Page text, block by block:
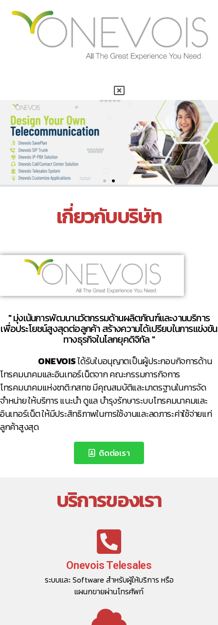
เกี่ยวกับบริษัท
" มุ่งเน้นการพัฒนานวัตกรรมด้านผลิตภัณฑ์และงานบริการ
เพื่อประโยชน์สูงสุดต่อลูกค้า สร้างความได้เปรียบในการแข่งขัน
ทางธุรกิจในโลกยุคดิจิทัล "
ONEVOISได้รับใบอนุญาตเป็นผู้ประกอบกิจการด้าน
โทรคมนาคมและอินเทอร์เน็ตจาก คณะกรรมการกิจการ
โทรคมนาคมแห่งชาติ:กสทช มีคุณสมบัติและมาตรฐานในการจัด
จำหน่าย ให้บริการ แนะนำ ดูแล บำรุงรักษาระบบโทรคมนาคมและ
อินเทอร์เน็ต ให้มีประสิทธิภาพในการใช้งานและลดภาระค่าใช้จ่ายแก่
ลูกค้าสูงสุด
ติดต่อเรา
บริการของเรา
Onevois Telesales
ระบบและ Software สำหรับผู้ให้บริการ หรือ
แผนกขายผ่านโทรศัพท์